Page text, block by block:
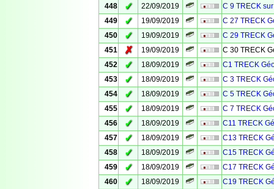
448
✓ 22/09/2019
C 9 TRECK
449
✓ 19/09/2019
C 27 TRECK
450
✓ 19/09/2019
C 29 TRECK
451
✗ 19/09/2019
C 30 TRECK
452
✓ 18/09/2019
C1 TRECK
453
✓ 18/09/2019
C 3 TRECK
454
✓ 18/09/2019
C 5 TRECK
455
✓ 18/09/2019
C 7 TRECK
456
✓ 18/09/2019
C11 TRECK
457
✓ 18/09/2019
C13 TRECK
458
✓ 18/09/2019
C15 TRECK
459
✓ 18/09/2019
C17 TRECK
460
✓ 18/09/2019
C19 TRECK